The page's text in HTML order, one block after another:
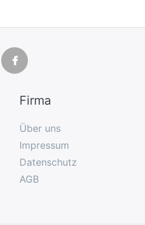
Firma
Über uns
Impressum
Datenschutz
AGB